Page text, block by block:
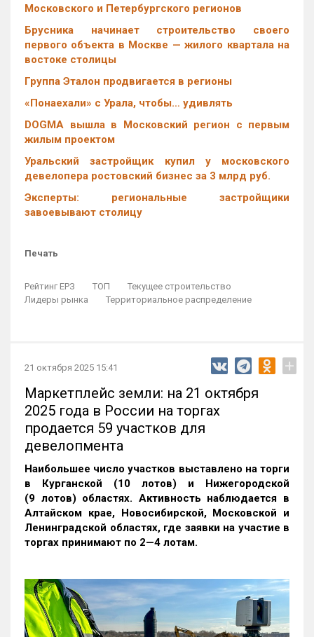
Московского и Петербургского регионов
Брусника начинает строительство своего
первого объекта в Москве — жилого квартала на
востоке столицы
Группа Эталон продвигается в регионы
«Понаехали» с Урала, чтобы… удивлять
DOGMA вышла в Московский регион с первым
жилым проектом
Уральский застройщик купил у московского
девелопера ростовский бизнес за 3 млрд руб.
Эксперты: региональные застройщики
завоевывают столицу
Печать
Рейтинг ЕРЗ ТОП
Текущее строительство
Лидеры рынка
Территориальное распределение
21 октября 2025 15:41 +
Маркетплейс земли: на 21 октября
2025 года в России на торгах
продается 59 участков для
девелопмента
Наибольшее число участков выставлено на торги
в Курганской (10 лотов) и Нижегородской
(9 лотов) областях. Активность наблюдается в
Алтайском крае, Новосибирской, Московской и
Ленинградской областях, где заявки на участие в
торгах принимают по 2—4 лотам.